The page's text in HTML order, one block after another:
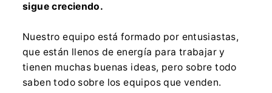
sigue creciendo.
Nuestro equipo está formado por entusiastas,
que están llenos de energía para trabajar y
tienen muchas buenas ideas, pero sobre todo
saben todo sobre los equipos que venden.